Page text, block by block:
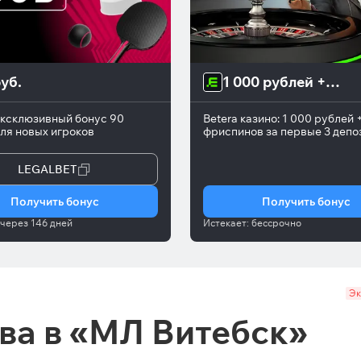
бонус 90
новых игроков
LEGALBET
Получить бонус
через 146 дней
1 000 рублей + 1
000 фриспинов
Betera казино: 1 000 рублей
фриспинов за первые 3
Получить бонус
Истекает: бессрочно
в «МЛ Витебск»